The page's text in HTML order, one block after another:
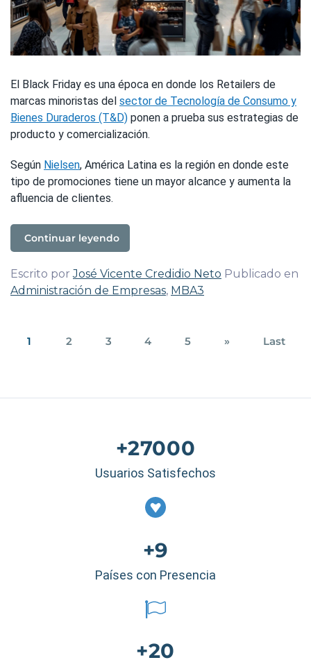
El Black Friday es una época en donde los Retailers de
marcas minoristas del sector de Tecnología de Consumo y
Bienes Duraderos (T&D) ponen a prueba sus estrategias de
producto y comercialización.
Según Nielsen, América Latina es la región en donde este
tipo de promociones tiene un mayor alcance y aumenta la
afluencia de clientes.
Continuar leyendo
Escrito porJosé Vicente Credidio Neto Publicado en
Administración de Empresas, MBA3
1 2 3 4 5 » Last
+27000
Usuarios Satisfechos
+9
Países con Presencia
+20